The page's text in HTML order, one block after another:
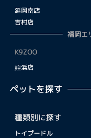
延岡南店
吉村店
福岡エ
K9ZOO
姪浜店
ペットを探す
種類別に探す
トイプードル